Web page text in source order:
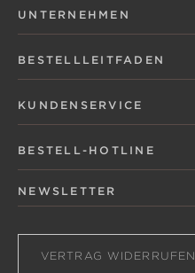
UNTERNEHMEN
BESTELLLEITFADEN
KUNDENSERVICE
BESTELL-HOTLINE
NEWSLETTER
VERTRAG WIDERRUFEN